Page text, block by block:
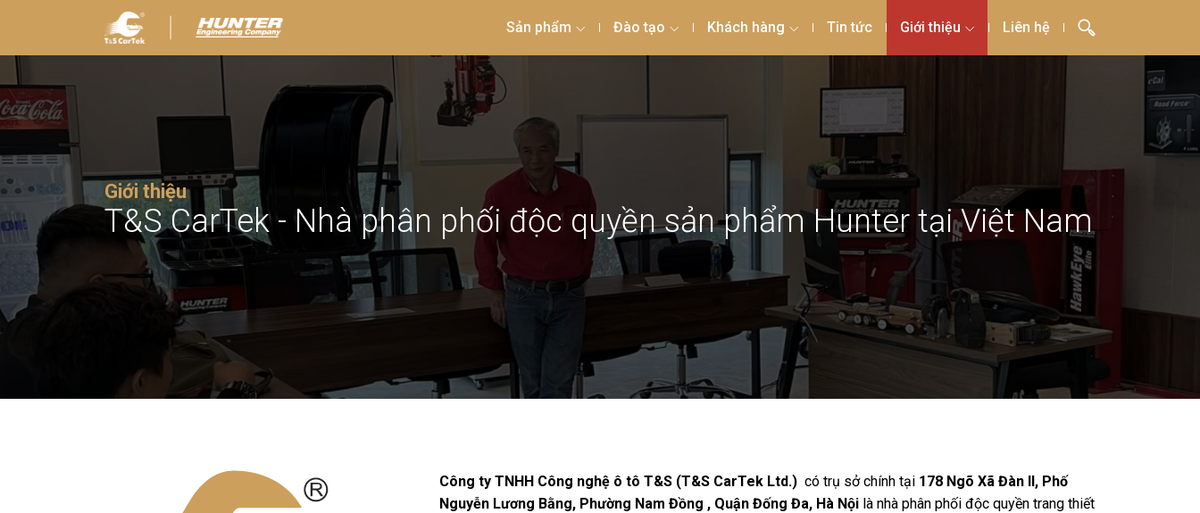
Sản phẩm Đào tạo Khách hàng Tin tức Giới thiệu Liên hệ
Giới thiệu
T&S CarTek - Nhà phân phối độc quyền sản phẩm Hunter tại Việt Nam
Công ty TNHH Công nghệ ô tô T&S (T&S CarTek Ltd.) có trụ sở chính tại 178 Ngõ Xã Đàn II, Phố
Nguyễn Lương Bằng, Phường Nam Đồng , Quận Đống Đa, Hà Nội là nhà phân phối độc quyền trang thiết